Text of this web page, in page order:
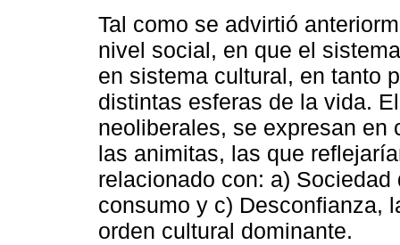
Tal como se advirtió
nivel social, en que el
en sistema cultural, en tanto
distintas esferas de la vida.
neoliberales, se expresan en
las animitas, las que
relacionado con: a)
consumo y c) Desconfianza,
orden cultural dominante.